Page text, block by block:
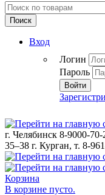
Поиск
Вход
Логин
Пароль
Войти
г. Челябинск 8-9000-70-
35–38 г. Курган, т. 8-
Корзина
В корзине пусто.